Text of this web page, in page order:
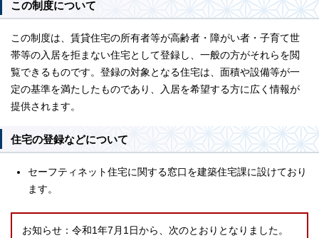
この制度について
この制度は、賃貸住宅の所有者等が高齢者・障がい者・子育て世
帯等の入居を拒まない住宅として登録し、一般の方がそれらを閲
覧できるものです。登録の対象となる住宅は、面積や設備等が一
定の基準を満たしたものであり、入居を希望する方に広く情報が
提供されます。
住宅の登録などについて
セーフティネット住宅に関する窓口を建築住宅課に設けており
ます。
お知らせ：令和1年7月1日から、次のとおりとなりました。